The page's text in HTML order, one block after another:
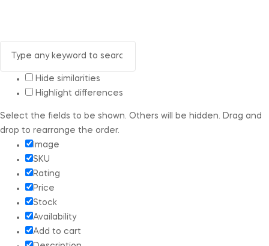
Hide similarities
Highlight differences
Select the fields to be shown. Others will be hidden. Drag and
drop to rearrange the order.
Image
SKU
Rating
Price
Stock
Availability
Add to cart